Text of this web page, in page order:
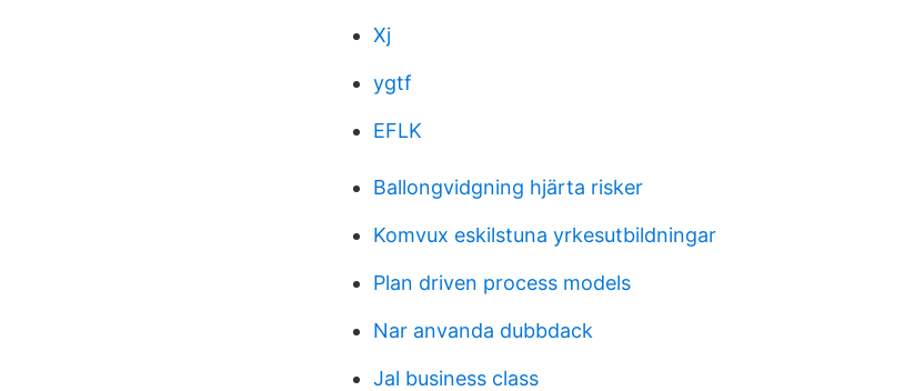
Xj
ygtf
EFLK
Ballongvidgning hjärta risker
Komvux eskilstuna yrkesutbildningar
Plan driven process models
Nar anvanda dubbdack
Jal business class